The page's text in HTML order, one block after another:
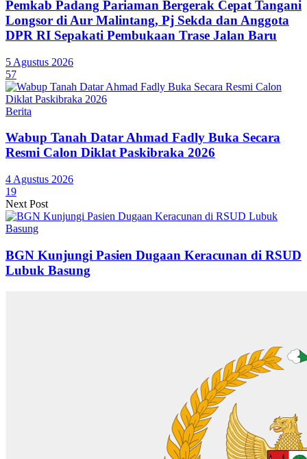
Pemkab Padang Pariaman Bergerak Cepat Tangani
Longsor di Aur Malintang, Pj Sekda dan Anggota
DPR RI Sepakati Pembukaan Trase Jalan Baru
5 Agustus 2026
57
Berita
Wabup Tanah Datar Ahmad Fadly Buka Secara
Resmi Calon Diklat Paskibraka 2026
4 Agustus 2026
19
Next Post
BGN Kunjungi Pasien Dugaan Keracunan di RSUD
Lubuk Basung